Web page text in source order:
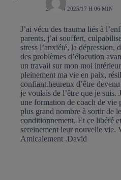
22 JUIN 2025/17 H 06 MIN
J’ai vécu des trauma liés à
parents, j’ai souffert,
stress l’anxiété, la dépression,
des problèmes d’élocution
un travail sur mon moi
pleinement ma vie en paix,
confiant.heureux d’être
je voulais de l’être que je suis.
une formation de coach de vie
plus grand nombre à sortir de
conditionnement. Et ce libéré
sereinement leur nouvelle vie.
Amicalement .David